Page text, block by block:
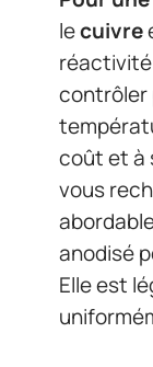
lecuivre
contrôler
coût et à
vous
anodisé
Elle est